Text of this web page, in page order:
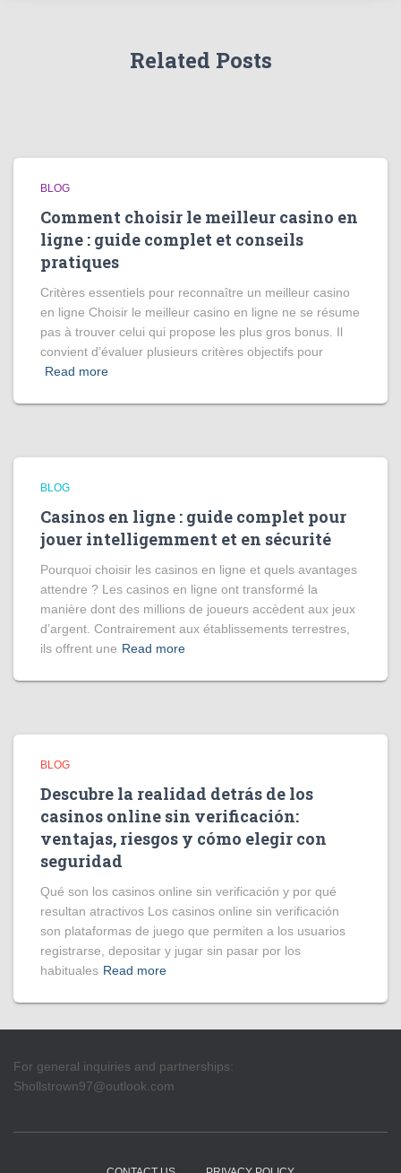
Related Posts
BLOG
Comment choisir le meilleur casino en
ligne : guide complet et conseils
pratiques
Critères essentiels pour reconnaître un meilleur casino
en ligne Choisir le meilleur casino en ligne ne se résume
pas à trouver celui qui propose les plus gros bonus. Il
convient d’évaluer plusieurs critères objectifs pour
Read more
BLOG
Casinos en ligne : guide complet pour
jouer intelligemment et en sécurité
Pourquoi choisir les casinos en ligne et quels avantages
attendre ? Les casinos en ligne ont transformé la
manière dont des millions de joueurs accèdent aux jeux
d’argent. Contrairement aux établissements terrestres,
ils offrent une Read more
BLOG
Descubre la realidad detrás de los
casinos online sin verificación:
ventajas, riesgos y cómo elegir con
seguridad
Qué son los casinos online sin verificación y por qué
resultan atractivos Los casinos online sin verificación
son plataformas de juego que permiten a los usuarios
registrarse, depositar y jugar sin pasar por los
habituales Read more
For general inquiries and partnerships:
Shollstrown97@outlook.com